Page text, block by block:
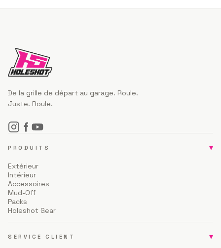
De la grille de départ au garage. Roule.
Juste. Roule.
PRODUITS ▾
Extérieur
Intérieur
Accessoires
Mud-Off
Packs
Holeshot Gear
SERVICE CLIENT ▾